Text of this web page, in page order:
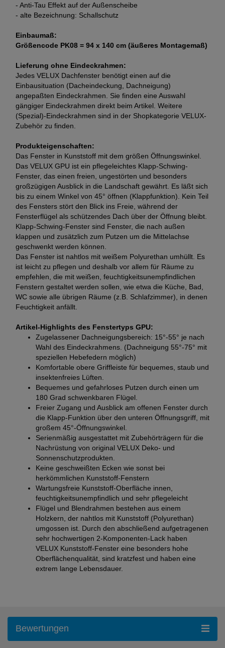
- Anti-Tau Effekt auf der Außenscheibe
- alte Bezeichnung: Schallschutz
Einbaumaß:
Größencode PK08 = 94 x 140 cm (äußeres Montagemaß)
Lieferung ohne Eindeckrahmen:
Jedes VELUX Dachfenster benötigt einen auf die
Einbausituation (Dacheindeckung, Dachneigung)
angepaßten Eindeckrahmen. Sie finden eine Auswahl
gängiger Eindeckrahmen direkt beim Artikel. Weitere
(Spezial)-Eindeckrahmen sind in der Shopkategorie VELUX-
Zubehör zu finden.
Produkteigenschaften:
Das Fenster in Kunststoff mit dem größen Öffnungswinkel.
Das VELUX GPU ist ein pflegeleichtes Klapp-Schwing-
Fenster, das einen freien, ungestörten und besonders
großzügigen Ausblick in die Landschaft gewährt. Es läßt sich
bis zu einem Winkel von 45° öffnen (Klappfunktion). Kein Teil
des Fensters stört den Blick ins Freie, während der
Fensterflügel als schützendes Dach über der Öffnung bleibt.
Klapp-Schwing-Fenster sind Fenster, die nach außen
klappen und zusätzlich zum Putzen um die Mittelachse
geschwenkt werden können.
Das Fenster ist nahtlos mit weißem Polyurethan umhüllt. Es
ist leicht zu pflegen und deshalb vor allem für Räume zu
empfehlen, die mit weißen, feuchtigkeitsunempfindlichen
Fenstern gestaltet werden sollen, wie etwa die Küche, Bad,
WC sowie alle übrigen Räume (z.B. Schlafzimmer), in denen
Feuchtigkeit anfällt.
Artikel-Highlights des Fenstertyps GPU:
Zugelassener Dachneigungsbereich: 15°-55° je nach
Wahl des Eindeckrahmens. (Dachneigung 55°-75° mit
speziellen Hebefedern möglich)
Komfortable obere Griffleiste für bequemes, staub und
insektenfreies Lüften.
Bequemes und gefahrloses Putzen durch einen um
180 Grad schwenkbaren Flügel.
Freier Zugang und Ausblick am offenen Fenster durch
die Klapp-Funktion über den unteren Öffnungsgriff, mit
großem 45°-Öffnungswinkel.
Serienmäßig ausgestattet mit Zubehörträgern für die
Nachrüstung von original VELUX Deko- und
Sonnenschutzprodukten.
Keine geschweißten Ecken wie sonst bei
herkömmlichen Kunststoff-Fenstern
Wartungsfreie Kunststoff-Oberfläche innen,
feuchtigkeitsunempfindlich und sehr pflegeleicht
Flügel und Blendrahmen bestehen aus einem
Holzkern, der nahtlos mit Kunststoff (Polyurethan)
umgossen ist. Durch den abschließend aufgetragenen
sehr hochwertigen 2-Komponenten-Lack haben
VELUX Kunststoff-Fenster eine besonders hohe
Oberflächenqualität, sind kratzfest und haben eine
extrem lange Lebensdauer.
Bewertungen